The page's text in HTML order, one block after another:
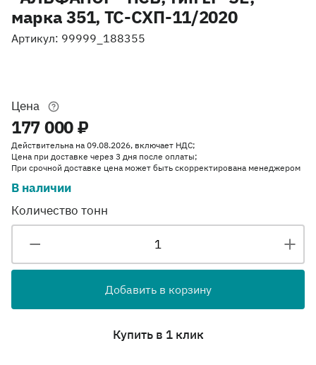
марка 351, ТС-СХП-11/2020
Артикул: 99999_188355
Цена
177 000 ₽
Действительна на 09.08.2026, включает НДС;
Цена при доставке через 3 дня после оплаты;
При срочной доставке цена может быть скорректирована менеджером
В наличии
Количество тонн
Добавить в корзину
Купить в 1 клик